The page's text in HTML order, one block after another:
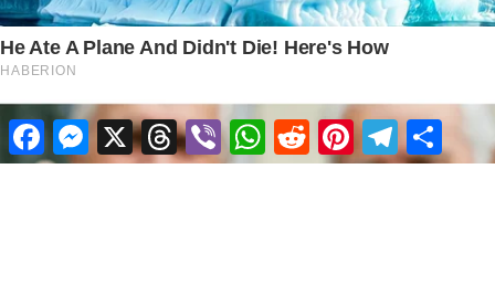
FacebookMessenger
X ThreadsViber WhatsApp
RedditPinterestTelegram